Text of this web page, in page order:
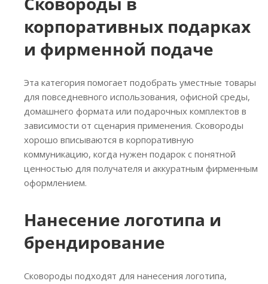
корпоративных подарках
и фирменной подаче
Эта категория помогает подобрать уместные товары
для повседневного использования, офисной среды,
домашнего формата или подарочных комплектов в
зависимости от сценария применения. Сковороды
хорошо вписываются в корпоративную
коммуникацию, когда нужен подарок с понятной
ценностью для получателя и аккуратным фирменным
оформлением.
Нанесение логотипа и
брендирование
Сковороды подходят для нанесения логотипа,